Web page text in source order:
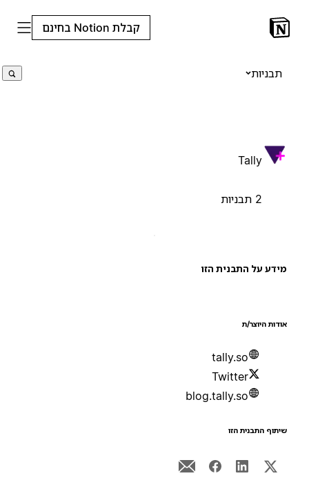
קבלת Notion בחינם
תבניות
Tally
על התבנית הזו
היוצר/ת
tally.so
Twitter
blog.tally.so
התבנית הזו